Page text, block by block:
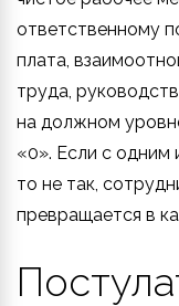
ответственному
плата,
труда,
на должном
«0». Если с одним
то не так,
превращается в